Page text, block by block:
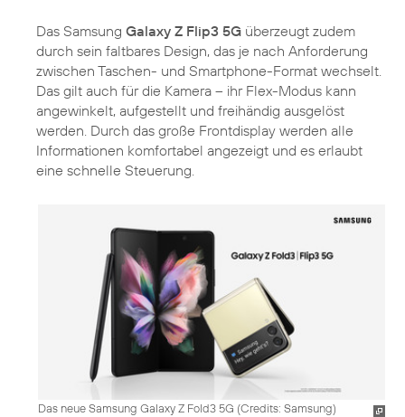
Das Samsung Galaxy Z Flip3 5G überzeugt zudem
durch sein faltbares Design, das je nach Anforderung
zwischen Taschen- und Smartphone-Format wechselt.
Das gilt auch für die Kamera – ihr Flex-Modus kann
angewinkelt, aufgestellt und freihändig ausgelöst
werden. Durch das große Frontdisplay werden alle
Informationen komfortabel angezeigt und es erlaubt
eine schnelle Steuerung.
Das neue Samsung Galaxy Z Fold3 5G (Credits: Samsung)